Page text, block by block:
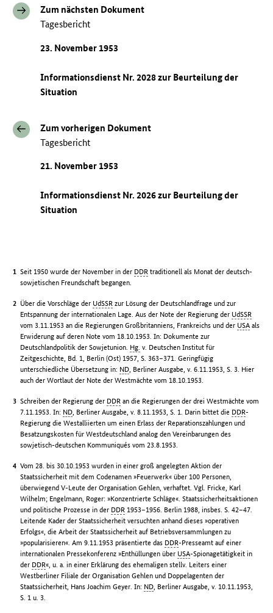
Zum nächsten Dokument
Tagesbericht
23. November 1953
Informationsdienst Nr. 2028 zur Beurteilung der
Situation
Zum vorherigen Dokument
Tagesbericht
21. November 1953
Informationsdienst Nr. 2026 zur Beurteilung der
Situation
Seit 1950 wurde der November in der DDR traditionell als Monat der deutsch-
sowjetischen Freundschaft begangen.
Über die Vorschläge der UdSSR zur Lösung der Deutschlandfrage und zur
Entspannung der internationalen Lage. Aus der Note der Regierung der UdSSR
vom 3.11.1953 an die Regierungen Großbritanniens, Frankreichs und der USA als
Erwiderung auf deren Note vom 18.10.1953. In: Dokumente zur
Deutschlandpolitik der Sowjetunion. Hg. v. Deutschen Institut für
Zeitgeschichte, Bd. 1, Berlin (Ost) 1957, S. 363–371. Geringfügig
unterschiedliche Übersetzung in: ND, Berliner Ausgabe, v. 6.11.1953, S. 3. Hier
auch der Wortlaut der Note der Westmächte vom 18.10.1953.
Schreiben der Regierung der DDR an die Regierungen der drei Westmächte vom
7.11.1953. In: ND, Berliner Ausgabe, v. 8.11.1953, S. 1. Darin bittet die DDR-
Regierung die Westalliierten um einen Erlass der Reparationszahlungen und
Besatzungskosten für Westdeutschland analog den Vereinbarungen des
sowjetisch-deutschen Kommuniqués vom 23.8.1953.
Vom 28. bis 30.10.1953 wurden in einer groß angelegten Aktion der
Staatssicherheit mit dem Codenamen »Feuerwerk« über 100 Personen,
überwiegend V-Leute der Organisation Gehlen, verhaftet. Vgl. Fricke, Karl
Wilhelm; Engelmann, Roger: »Konzentrierte Schläge«. Staatssicherheitsaktionen
und politische Prozesse in der DDR 1953–1956. Berlin 1988, insbes. S. 42–47.
Leitende Kader der Staatssicherheit versuchten anhand dieses »operativen
Erfolgs«, die Arbeit der Staatssicherheit auf Betriebsversammlungen zu
»popularisieren«. Am 9.11.1953 präsentierte das DDR-Presseamt auf einer
internationalen Pressekonferenz »Enthüllungen über USA-Spionagetätigkeit in
der DDR«, u. a. in einer Erklärung des ehemaligen stellv. Leiters einer
Westberliner Filiale der Organisation Gehlen und Doppelagenten der
Staatssicherheit, Hans Joachim Geyer. In: ND, Berliner Ausgabe, v. 10.11.1953,
S. 1 u. 3.